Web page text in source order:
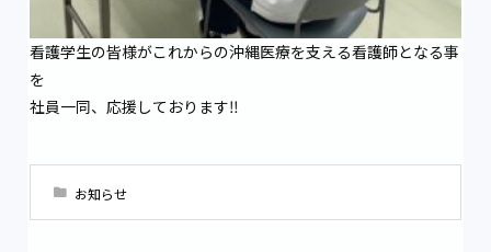
看護学生の皆様がこれからの沖縄医療を支える看護師となる事
を
社員一同、応援しております‼
お知らせ